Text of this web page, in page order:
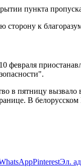
пункта
сторону к
февраля
в пятницу
В
PinterestЭл.